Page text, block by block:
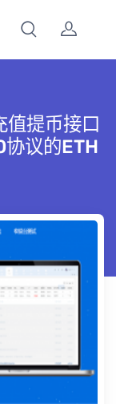
值提币接口
议的ETH